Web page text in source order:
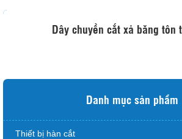
Dây chuyền cắt xả băng tôn
Danh mục sản phẩm
Thiết bị hàn cắt